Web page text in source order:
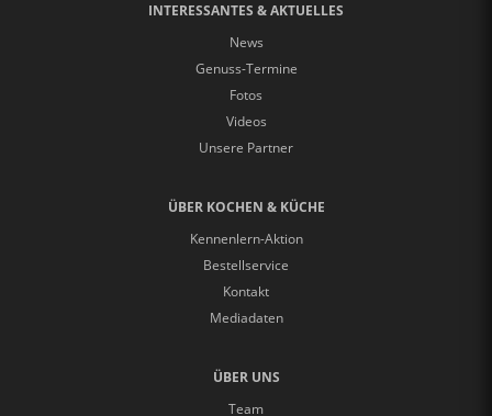
INTERESSANTES & AKTUELLES
News
Genuss-Termine
Fotos
Videos
Unsere Partner
ÜBER KOCHEN & KÜCHE
Kennenlern-Aktion
Bestellservice
Kontakt
Mediadaten
ÜBER UNS
Team